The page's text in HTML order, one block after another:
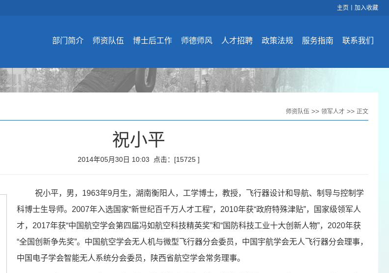
主页 加入收藏
部门简介 师资队伍 博士后工作 师德师风 人才招聘 政策法规 服务指南 联系我们
师资队伍 >> 领军人才 >> 正文
祝小平
2014年05月30日 10:03 点击：[15725 ]
祝小平，男，1963年9月生，湖南衡阳人，工学博士，教授，飞行器设计和导航、制导与控制学
科博士生导师。2007年入选国家“新世纪百千万人才工程”，2010年获“政府特殊津贴”，国家级领军人
才，2017年获“中国航空学会第四届冯如航空科技精英奖”和“国防科技工业十大创新人物”，2020年获
“全国创新争先奖”。中国航空学会无人机与微型飞行器分会委员，中国宇航学会无人飞行器分会理事，
中国电子学会智能无人系统分会委员，陕西省航空学会常务理事。